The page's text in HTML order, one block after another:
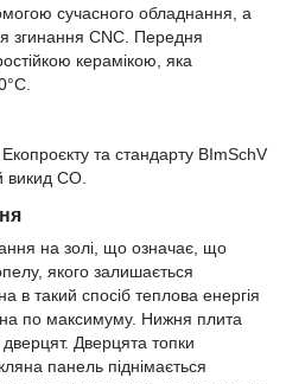
сучасного обладнання, а
згинання CNC. Передня
керамікою, яка
та стандарту BImSchV
CO.
на золі, що означає, що
якого залишається
в такий спосіб теплова енергія
по максимуму. Нижня плита
Дверцята топки
панель піднімається